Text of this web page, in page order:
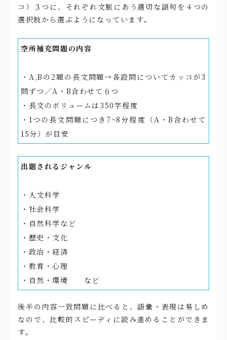
コ）３つに、それぞれ文脈にあう適切な語句を４つの
選択肢から選ぶようになっています。
空所補充問題の内容
・A,Bの2題の長文問題→各設問についてカッコが3
問ずつ／A・B合わせて６つ
・長文のボリュームは350字程度
・1つの長文問題につき7~8分程度（A・B合わせて
15分）が目安
出題されるジャンル
・人文科学
・社会科学
・自然科学など
・歴史・文化
・政治・経済
・教育・心理
・自然・環境 など
後半の内容一致問題に比べると、語彙・表現は易しめ
なので、比較的スピーディに読み進めることができま
す。